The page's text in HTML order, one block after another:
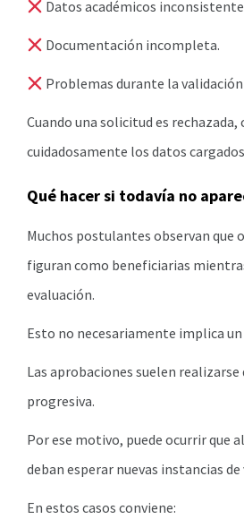
Datos académicos
Documentación incompleta.
Problemas durante la
Cuando una solicitud es rechazada,
cuidadosamente los datos
Qué hacer si todavía no
Muchos postulantes observan que
figuran como beneficiarias
evaluación.
Esto no necesariamente implica un
Las aprobaciones suelen realizarse
progresiva.
Por ese motivo, puede ocurrir que
deban esperar nuevas instancias
En estos casos conviene: